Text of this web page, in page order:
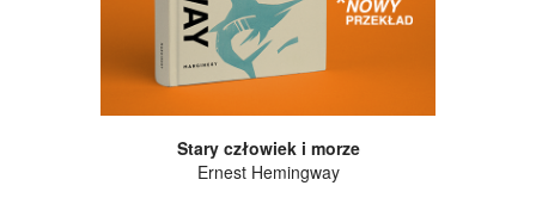
Stary człowiek i morze
Ernest Hemingway